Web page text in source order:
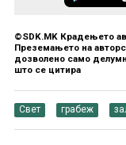
©SDK.MK Крадењето
Преземањето на
дозволено само
што се цитира
Свет грабеж